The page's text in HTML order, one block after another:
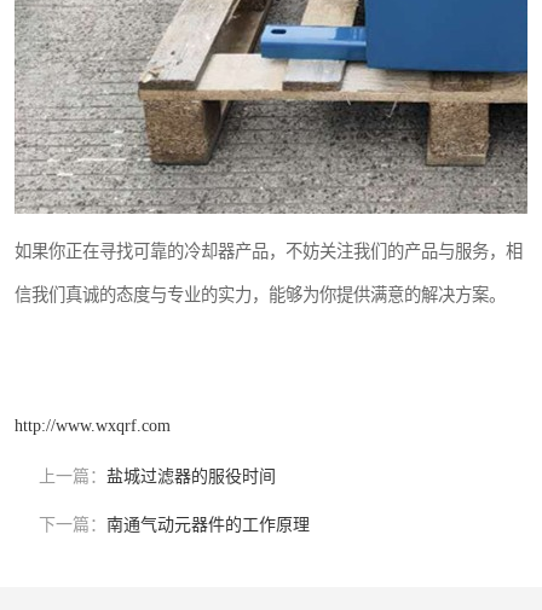
如果你正在寻找可靠的冷却器产品，不妨关注我们的产品与服务，相
信我们真诚的态度与专业的实力，能够为你提供满意的解决方案。
http://www.wxqrf.com
上一篇： 盐城过滤器的服役时间
下一篇： 南通气动元器件的工作原理